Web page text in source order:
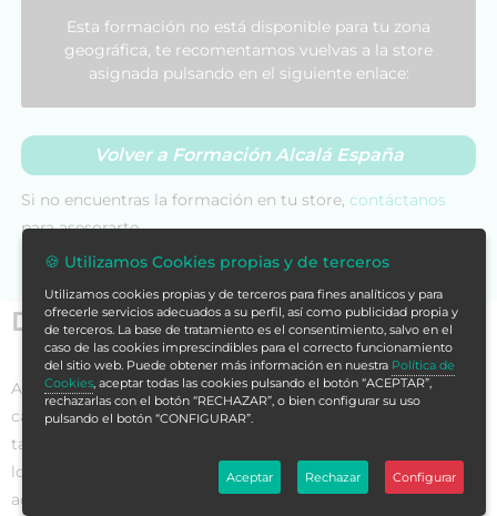
Datos generales
Actualmente, tanto hombres como mujeres se preocupan
cada vez más pormejorar su calidad de vida, su salud
también
lo que se denomina
cosmética natural, que engloba a todos
aquellos productos formulados por
materias primas
Esta formación no está disponible para tu zona
geográfica, te recomentamos vuelvas a la store
asignada pulsando en el siguiente enlace:
Volver a Formación Alcalá España
Si no encuentras la formación en tu store, contáctanos
para asesorarte.
🍪 Utilizamos Cookies propias y de terceros
Utilizamos cookies propias y de terceros para fines analíticos y para
ofrecerle servicios adecuados a su perfil, así como publicidad propia y
de terceros. La base de tratamiento es el consentimiento, salvo en el
caso de las cookies imprescindibles para el correcto funcionamiento
del sitio web. Puede obtener más información en nuestra Política de
Cookies, aceptar todas las cookies pulsando el botón “ACEPTAR”,
rechazarlas con el botón “RECHAZAR”, o bien configurar su uso
pulsando el botón “CONFIGURAR”.
Aceptar Rechazar Configurar